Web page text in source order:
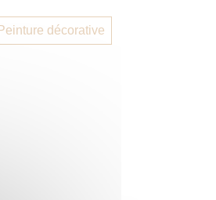
Peinture décorative